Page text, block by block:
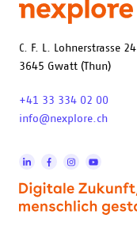
C. F. L. Lohnerstrasse 24
3645 Gwatt (Thun)
+41 33 334 02 00
info@nexplore.ch